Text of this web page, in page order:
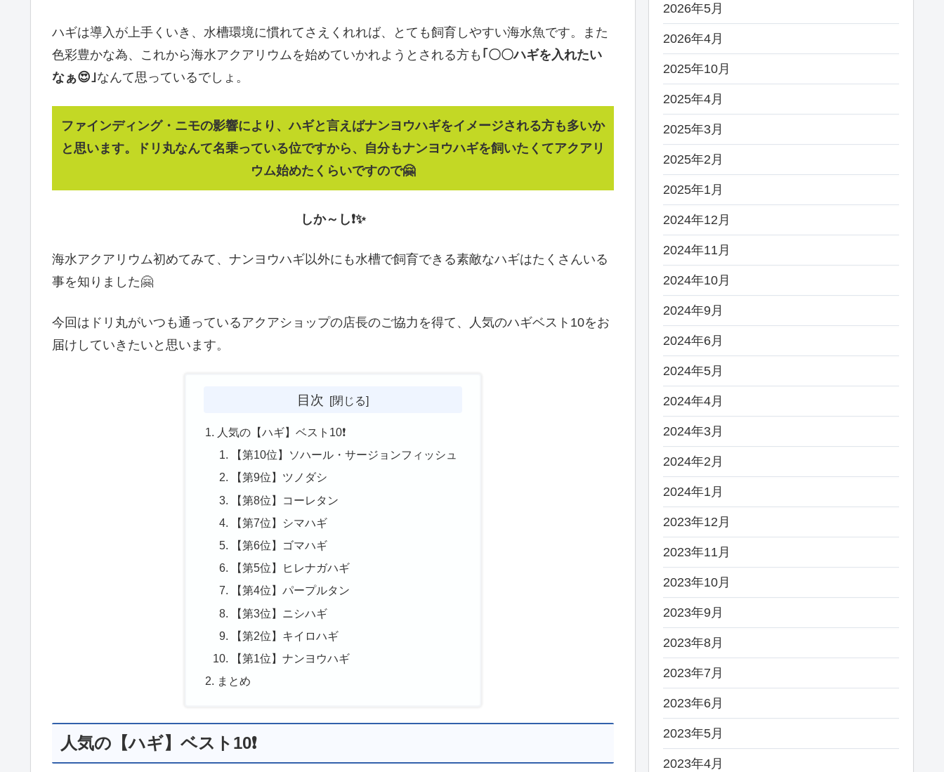
ハギは導入が上手くいき、水槽環境に慣れてさえくれれば、とても飼育しやすい海水魚です。また
色彩豊かな為、これから海水アクアリウムを始めていかれようとされる方も ｢〇〇ハギを入れたい
なぁ😍｣なんて思っているでしょ。
ファインディング・ニモの影響により、ハギと言えばナンヨウハギをイメージされる方も多いか
と思います。ドリ丸なんて名乗っている位ですから、自分もナンヨウハギを飼いたくてアクアリ
ウム始めたくらいですので🤗
しか～し❗✨
海水アクアリウム初めてみて、ナンヨウハギ以外にも水槽で飼育できる素敵なハギはたくさんいる
事を知りました🤗
今回はドリ丸がいつも通っているアクアショップの店長のご協力を得て、人気のハギベスト10をお
届けしていきたいと思います。
目次
人気の【ハギ】ベスト10❗
【第10位】ソハール・サージョンフィッシュ
【第9位】ツノダシ
【第8位】コーレタン
【第7位】シマハギ
【第6位】ゴマハギ
【第5位】ヒレナガハギ
【第4位】パープルタン
【第3位】ニシハギ
【第2位】キイロハギ
【第1位】ナンヨウハギ
まとめ
人気の【ハギ】ベスト10❗
2026年5月
2026年4月
2025年10月
2025年4月
2025年3月
2025年2月
2025年1月
2024年12月
2024年11月
2024年10月
2024年9月
2024年6月
2024年5月
2024年4月
2024年3月
2024年2月
2024年1月
2023年12月
2023年11月
2023年10月
2023年9月
2023年8月
2023年7月
2023年6月
2023年5月
2023年4月